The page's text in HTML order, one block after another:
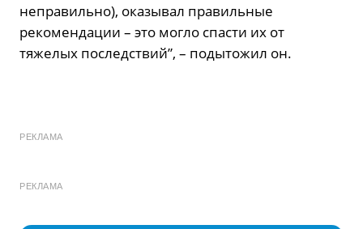
неправильно), оказывал правильные
рекомендации – это могло спасти их от
тяжелых последствий”, – подытожил он.
РЕКЛАМА
РЕКЛАМА